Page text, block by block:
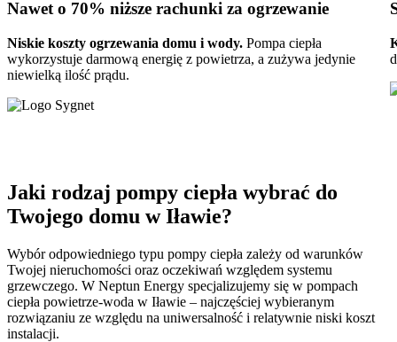
Nawet o 70% niższe rachunki za ogrzewanie
Niskie koszty ogrzewania domu i wody. Pompa ciepła
wykorzystuje darmową energię z powietrza, a zużywa jedynie
niewielką ilość prądu.
Jaki rodzaj pompy ciepła wybrać do
Twojego domu w Iławie?
Wybór odpowiedniego typu pompy ciepła zależy od warunków
Twojej nieruchomości oraz oczekiwań względem systemu
grzewczego. W Neptun Energy specjalizujemy się w pompach
ciepła powietrze-woda w Iławie – najczęściej wybieranym
rozwiązaniu ze względu na uniwersalność i relatywnie niski koszt
instalacji.